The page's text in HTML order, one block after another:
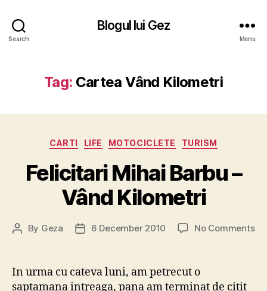
Search
Blogul lui Gez
Menu
Tag: Cartea Vând Kilometri
Categories
CARTI LIFE MOTOCICLETE TURISM
Felicitari Mihai Barbu –
Vând Kilometri
Post
By Geza
Post6 December 2010 No Commentson
In urma cu cateva luni, am petrecut o
saptamana intreaga, pana am terminat de citit